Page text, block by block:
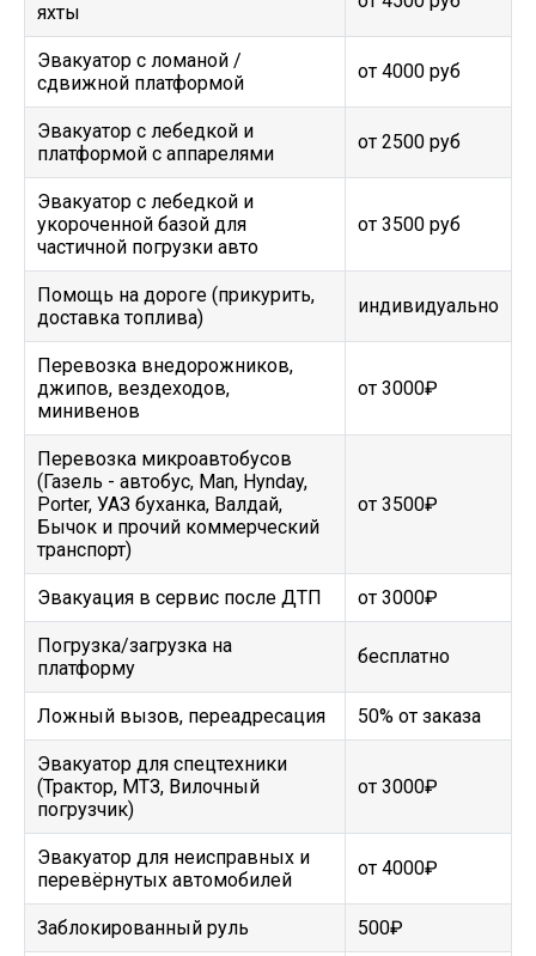
яхты
Эвакуатор c ломаной /
сдвижной платформой
от 4000 руб
Эвакуатор с лебедкой и
платформой с аппарелями
от 2500 руб
Эвакуатор с лебедкой и
укороченной базой для
частичной погрузки авто
от 3500 руб
Помощь на дороге (прикурить,
доставка топлива)
индивидуально
Перевозка внедорожников,
джипов, вездеходов,
минивенов
от 3000₽
Перевозка микроавтобусов
(Газель - автобус, Man, Hynday,
Porter, УАЗ буханка, Валдай,
Бычок и прочий коммерческий
транспорт)
от 3500₽
Эвакуация в сервис после ДТП от 3000₽
Погрузка/загрузка на
платформу
бесплатно
Ложный вызов, переадресация 50% от заказа
Эвакуатор для спецтехники
(Трактор, МТЗ, Вилочный
погрузчик)
от 3000₽
Эвакуатор для неисправных и
перевёрнутых автомобилей
от 4000₽
Заблокированный руль 500₽